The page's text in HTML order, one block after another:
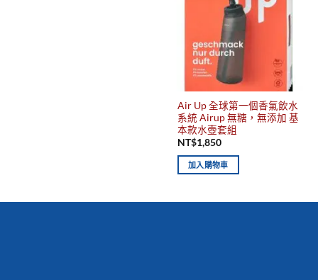
Air Up 全球第一個香氣飲水
系統 Airup 無糖，無添加 基
本款水壺套組
NT$1,850
加入購物車